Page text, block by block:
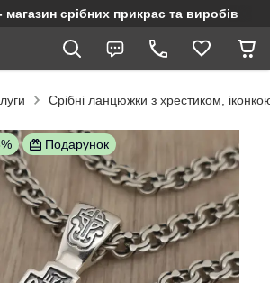
срібних прикрас та виробів
Срібні ланцюжки з хрестиком,
Подарунок